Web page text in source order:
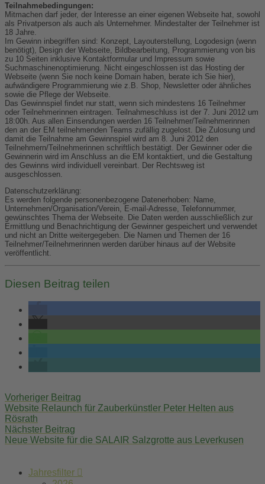
Teilnahmebedingungen:
Mitmachen darf jeder, der Interesse an einer eigenen Webseite hat, sowohl
als Privatperson als auch als Unternehmer. Mindestalter der Teilnehmer ist
18 Jahre.
Im Gewinn inbegriffen sind: Konzept, Layouterstellung, Logodesign (wenn
benötigt), Design der Webseite, Bildbearbeitung, Programmierung von bis
zu 10 Seiten inklusive Kontaktformular und Impressum sowie
Suchmaschinenoptimierung. Nicht eingeschlossen ist das Hosting der
Webseite (wenn Sie noch keine Domain haben, berate ich Sie hier),
aufwändigere Programmierung wie z.B. Shop, Newsletter oder ähnliches
sowie die Pflege der Webseite.
Das Gewinnspiel findet nur statt, wenn sich mindestens 16 Teilnehmer
oder Teilnehmerinnen eintragen. Teilnahmeschluss ist der 7. Juni 2012 um
18:00h. Aus allen Einsendungen werden 16 Teilnehmer/Teilnehmerinnen
den an der EM teilnehmenden Teams zufällig zugelost. Die Zulosung und
damit die Teilnahme am Gewinnspiel wird am 8. Juni 2012 den
Teilnehmern/Teilnehmerinnen schriftlich bestätigt. Der Gewinner oder die
Gewinnerin wird im Anschluss an die EM kontaktiert, und die Gestaltung
des Gewinns wird individuell vereinbart. Der Rechtsweg ist
ausgeschlossen.
Datenschutzerklärung:
Es werden folgende personenbezogene Datenerhoben: Name,
Unternehmen/Organisation/Verein, E-mail-Adresse, Telefonnummer,
gewünschtes Thema der Webseite. Die Daten werden ausschließlich zur
Ermittlung und Benachrichtigung der Gewinner gespeichert und verwendet
und nicht an Dritte weitergegeben. Die Namen und Themen der 16
Teilnehmer/Teilnehmerinnen werden darüber hinaus auf der Website
veröffentlicht.
Diesen Beitrag teilen
navigation
Vorheriger Beitrag
Website Relaunch für Zauberkünstler Peter Helten aus
Rösrath
Nächster Beitrag
Neue Website für die SALAIR Salzgrotte aus Leverkusen
Jahresfilter